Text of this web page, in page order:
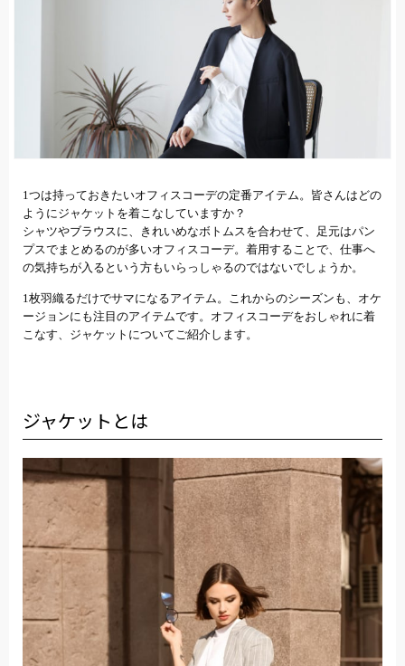
1つは持っておきたいオフィスコーデの定番アイテム。皆さんはどの
ようにジャケットを着こなしていますか？
シャツやブラウスに、きれいめなボトムスを合わせて、足元はパン
プスでまとめるのが多いオフィスコーデ。着用することで、仕事へ
の気持ちが入るという方もいらっしゃるのではないでしょうか。
1枚羽織るだけでサマになるアイテム。これからのシーズンも、オケ
ージョンにも注目のアイテムです。オフィスコーデをおしゃれに着
こなす、ジャケットについてご紹介します。
ジャケットとは